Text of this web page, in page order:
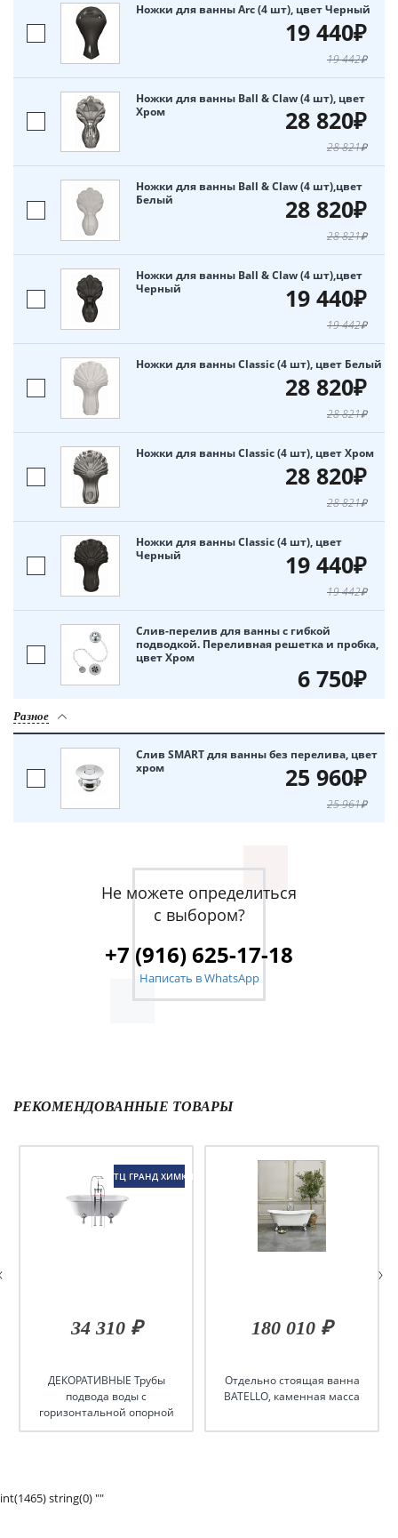
Ножки для ванны Arc (4 шт), цвет Черный
19 440₽
19 442₽
Ножки для ванны Ball & Claw (4 шт), цвет
Хром
28 820₽
28 821₽
Ножки для ванны Ball & Claw (4 шт),цвет
Белый
28 820₽
28 821₽
Ножки для ванны Ball & Claw (4 шт),цвет
Черный
19 440₽
19 442₽
Ножки для ванны Classic (4 шт), цвет Белый
28 820₽
28 821₽
Ножки для ванны Classic (4 шт), цвет Хром
28 820₽
28 821₽
Ножки для ванны Classic (4 шт), цвет
Черный
19 440₽
19 442₽
Слив-перелив для ванны с гибкой
подводкой. Переливная решетка и пробка,
цвет Хром
6 750₽
Разное
Слив SMART для ванны без перелива, цвет
хром
25 960₽
25 961₽
Не можете определиться
с выбором?
+7 (916) 625-17-18
Написать в WhatsApp
РЕКОМЕНДОВАННЫЕ ТОВАРЫ
ТЦ ГРАНД ХИМКИ
34 310 ₽
ДЕКОРАТИВНЫЕ Трубы
подвода воды с
горизонтальной опорной
рамой (Пара), цвет Хром
180 010 ₽
Отдельно стоящая ванна
BATELLO, каменная масса
int(1465) string(0) ""